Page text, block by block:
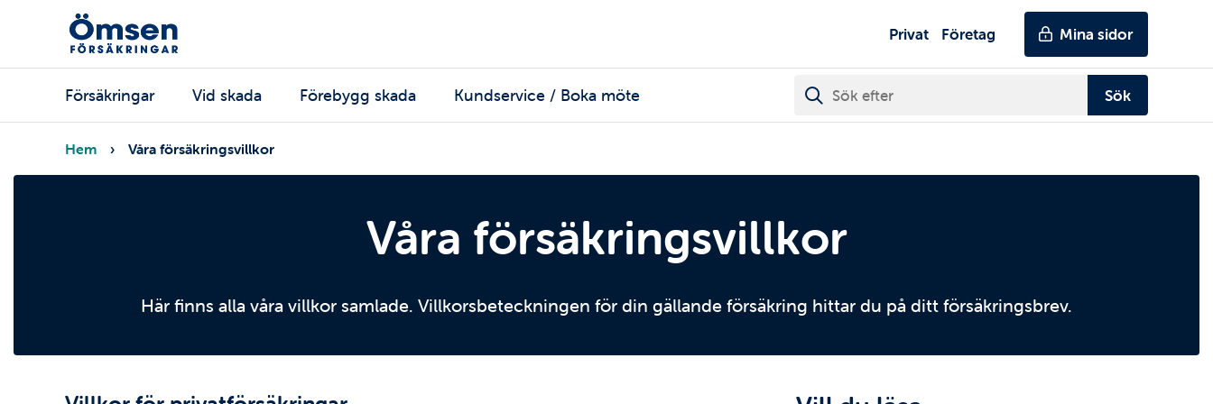
huvudinnehåll
Huvudmeny
Privat Företag Genvägar
Mina sidor
Huvudmeny
Försäkringar Vid skada Förebygg skada Kundservice / Boka möte
Länkstig
Hem Våra försäkringsvillkor
Våra försäkringsvillkor
Här finns alla våra villkor samlade. Villkorsbeteckningen för din gällande försäkring hittar du på ditt försäkringsbrev.